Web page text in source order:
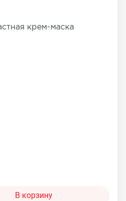
крем-маска
В корзину